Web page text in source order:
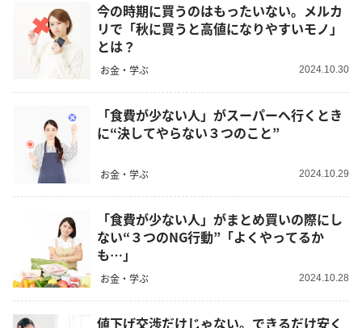
今の時期に買うのはもったいない。メルカ
リで「秋に買うと高値になりやすいモノ」
とは？
お金・学ぶ 2024.10.30
「食費が少ない人」がスーパーへ行くとき
に“決してやらない３つのこと”
お金・学ぶ 2024.10.29
「食費が少ない人」がまとめ買いの際にし
ない“３つのNG行動”「よくやってるか
も…」
お金・学ぶ 2024.10.28
値下げ交渉だけじゃない。できるだけ安く